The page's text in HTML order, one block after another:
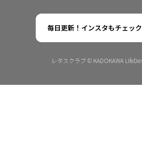
毎日更新！インスタもチェック
レタスクラブ © KADOKAWA